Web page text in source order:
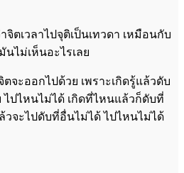
ตเวลาไปจุติเป็นเทวดา เหมือนกับ
นไม่เห็นอะไรเลย
จะออกไปด้วย เพราะเกิดรู้แล้วดับ
ปไหนไม่ได้ เกิดที่ไหนแล้วก็ดับที่
วจะไปดับที่อื่นไม่ได้ ไปไหนไม่ได้